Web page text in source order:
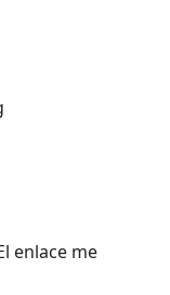
enlace me